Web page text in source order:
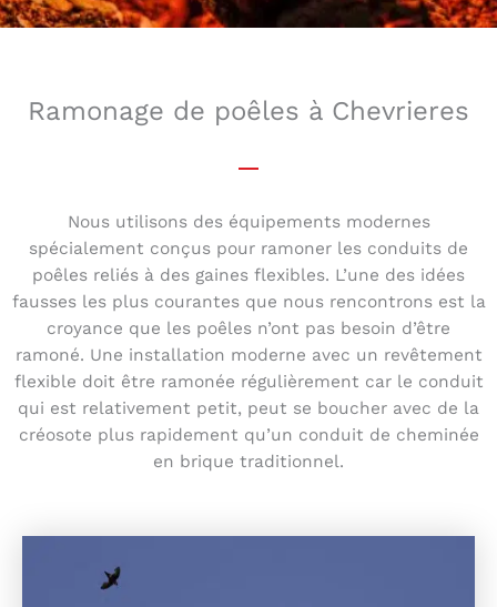
Ramonage de poêles à Chevrieres
Nous utilisons des équipements modernes
spécialement conçus pour ramoner les conduits de
poêles reliés à des gaines flexibles. L’une des idées
fausses les plus courantes que nous rencontrons est la
croyance que les poêles n’ont pas besoin d’être
ramoné. Une installation moderne avec un revêtement
flexible doit être ramonée régulièrement car le conduit
qui est relativement petit, peut se boucher avec de la
créosote plus rapidement qu’un conduit de cheminée
en brique traditionnel.